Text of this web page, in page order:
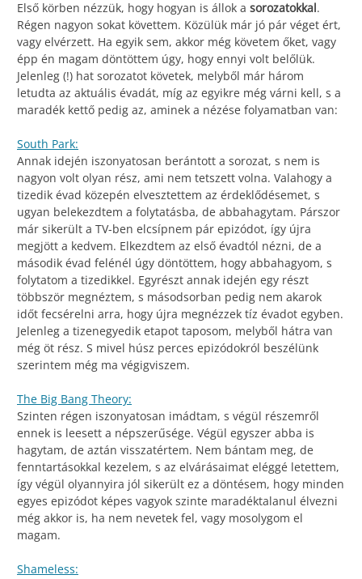
Első körben nézzük, hogy hogyan is állok a sorozatokkal.
Régen nagyon sokat követtem. Közülük már jó pár véget ért,
vagy elvérzett. Ha egyik sem, akkor még követem őket, vagy
épp én magam döntöttem úgy, hogy ennyi volt belőlük.
Jelenleg (!) hat sorozatot követek, melyből már három
letudta az aktuális évadát, míg az egyikre még várni kell, s a
maradék kettő pedig az, aminek a nézése folyamatban van:
South Park:
Annak idején iszonyatosan berántott a sorozat, s nem is
nagyon volt olyan rész, ami nem tetszett volna. Valahogy a
tizedik évad közepén elvesztettem az érdeklődésemet, s
ugyan belekezdtem a folytatásba, de abbahagytam. Párszor
már sikerült a TV-ben elcsípnem pár epizódot, így újra
megjött a kedvem. Elkezdtem az első évadtól nézni, de a
második évad felénél úgy döntöttem, hogy abbahagyom, s
folytatom a tizedikkel. Egyrészt annak idején egy részt
többször megnéztem, s másodsorban pedig nem akarok
időt fecsérelni arra, hogy újra megnézzek tíz évadot egyben.
Jelenleg a tizenegyedik etapot taposom, melyből hátra van
még öt rész. S mivel húsz perces epizódokról beszélünk
szerintem még ma végigviszem.
The Big Bang Theory:
Szinten régen iszonyatosan imádtam, s végül részemről
ennek is leesett a népszerűsége. Végül egyszer abba is
hagytam, de aztán visszatértem. Nem bántam meg, de
fenntartásokkal kezelem, s az elvárásaimat eléggé letettem,
így végül olyannyira jól sikerült ez a döntésem, hogy minden
egyes epizódot képes vagyok szinte maradéktalanul élvezni
még akkor is, ha nem nevetek fel, vagy mosolygom el
magam.
Shameless: